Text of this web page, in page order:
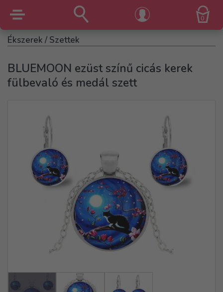
0
Ékszerek / Szettek
BLUEMOON ezüst színű cicás kerek
fülbevaló és medál szett